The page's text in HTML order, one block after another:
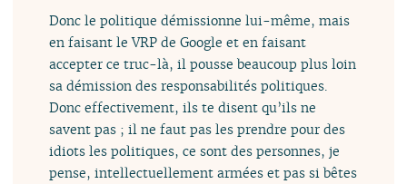
Donc le politique démissionne lui-même, mais
en faisant le VRP de Google et en faisant
accepter ce truc-là, il pousse beaucoup plus loin
sa démission des responsabilités politiques.
Donc effectivement, ils te disent qu’ils ne
savent pas ; il ne faut pas les prendre pour des
idiots les politiques, ce sont des personnes, je
pense, intellectuellement armées et pas si bêtes